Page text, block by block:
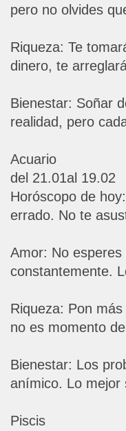
pero no olvides
Riqueza: Te
dinero, te
Bienestar: Soñar
realidad, pero
Acuario
del 21.01al 19.02
Horóscopo de
errado. No te
Amor: No
constantemente.
Riqueza: Pon
no es momento
Bienestar: Los
anímico. Lo mejor
Piscis